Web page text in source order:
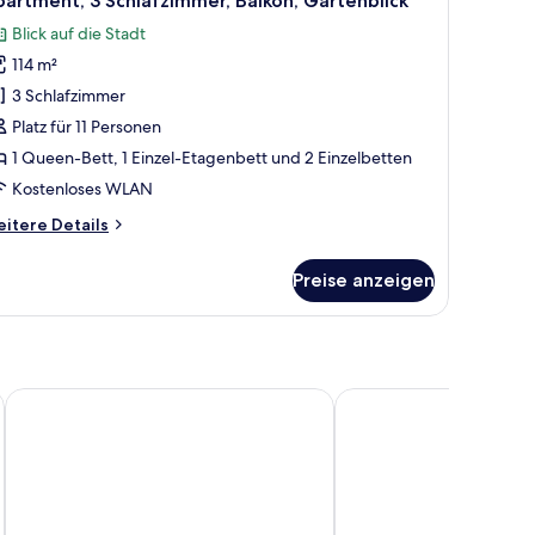
Schlafzimmer,
Blick auf die Stadt
114 m²
3 Schlafzimmer
Platz für 11 Personen
1 Queen-Bett, 1 Einzel-Etagenbett und 2 Einzelbetten
Kostenloses WLAN
Details
Preise anzeigen
Hotel Luis V Hotel Merey